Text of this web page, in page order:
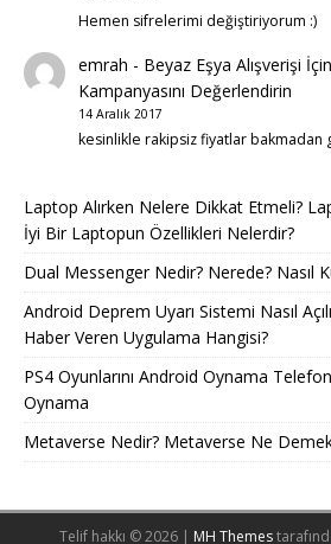
Hemen sifrelerimi değiştiriyorum :)
emrah - Beyaz Eşya Alışverişi
Kampanyasını Değerlendirin
14 Aralık 2017
kesinlikle rakipsiz fiyatlar bakmadan
Laptop Alırken Nelere Dikkat Etmeli?
İyi Bir Laptopun Özellikleri Nelerdir?
Dual Messenger Nedir? Nerede? Nasıl
Android Deprem Uyarı Sistemi Nasıl
Haber Veren Uygulama Hangisi?
PS4 Oyunlarını Android Oynama
Oynama
Metaverse Nedir? Metaverse Ne
Telif hakkı © 2026 | MH Themes